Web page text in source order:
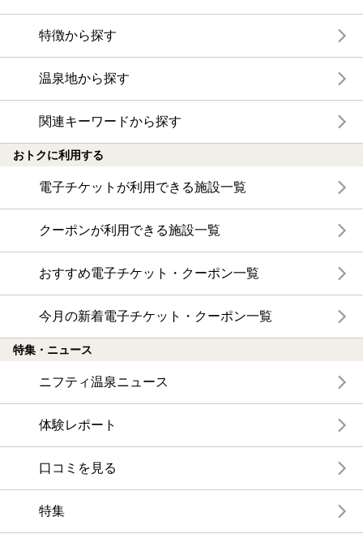
特徴から探す
温泉地から探す
関連キーワードから探す
おトクに利用する
電子チケットが利用できる施設一覧
クーポンが利用できる施設一覧
おすすめ電子チケット・クーポン一覧
今月の新着電子チケット・クーポン一覧
特集・ニュース
ニフティ温泉ニュース
体験レポート
口コミを見る
特集